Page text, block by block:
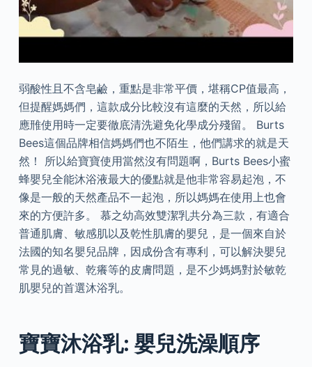
弱酸性且不含皂鹼，重點是非常平價，堪稱CP值最高，
但提醒媽媽們，這款成分比較沒有這麼的天然，所以給
應雃使用時一定要徹底清洗避免化學成分殘留。 Burts
Bees這個品牌相信媽媽們也不陌生，他們講求的就是天
然！ 所以給寶寶使用當然沒有問題啊，Burts Bees小蜜
蜂嬰兒全能沐浴液最大的優點就是他非常容易起泡，不
像是一般的天然產品不一起泡，所以媽媽在使用上也會
來的方便許多。 慕之幼高效雙潔乳共分為三款，有適合
普通肌膚、敏感肌以及乾性肌膚的嬰兒，是一個來自於
法國的知名嬰兒品牌，因成份含有專利，可以解決嬰兒
常見的過敏、乾癢等的皮膚問題，是不少媽媽對於敏乾
肌嬰兒的首選沐浴乳。
寶寶沐浴乳: 嬰兒洗澡順序